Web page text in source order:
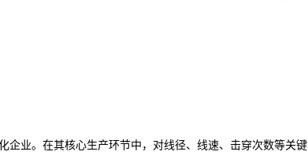
企业。在其核心生产环节中，对线径、线速、击穿次数等关键